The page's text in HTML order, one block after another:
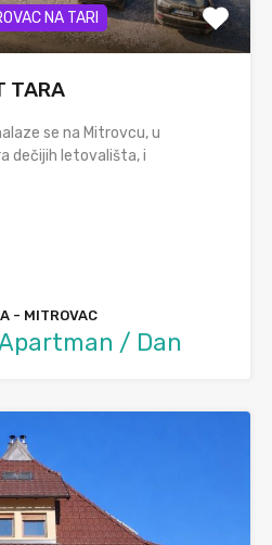
NA TARI
TARA
se na Mitrovcu, u
dečijih letovališta, i
- MITROVAC
/ Dan